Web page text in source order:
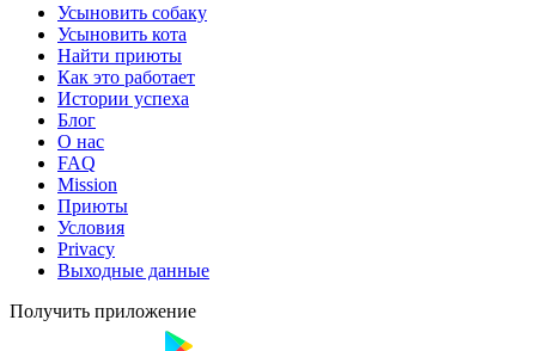
Усыновить собаку
Усыновить кота
Найти приюты
Как это работает
Истории успеха
Блог
О нас
FAQ
Mission
Приюты
Условия
Privacy
Выходные данные
Получить приложение